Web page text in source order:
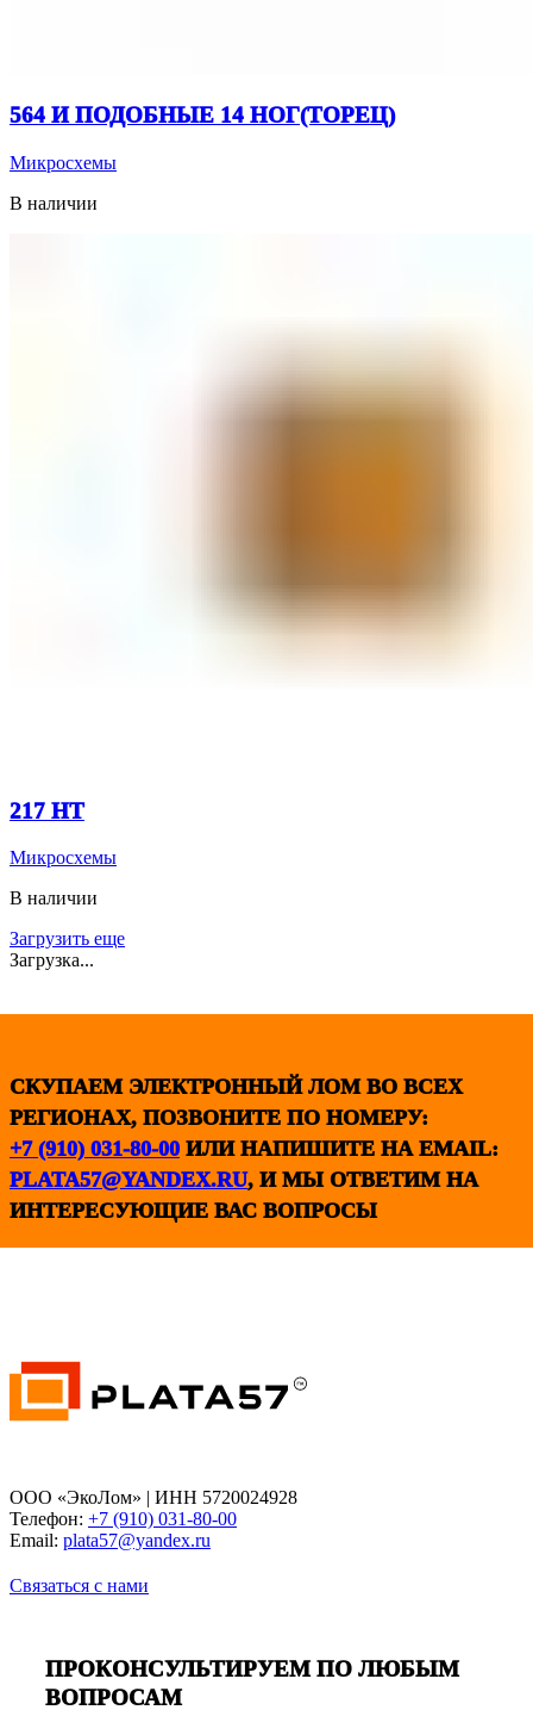
564 И ПОДОБНЫЕ 14 НОГ(ТОРЕЦ)
Микросхемы
В наличии
217 НТ
Микросхемы
В наличии
Загрузить еще
Загрузка...
СКУПАЕМ ЭЛЕКТРОННЫЙ ЛОМ ВО ВСЕХ
РЕГИОНАХ, ПОЗВОНИТЕ ПО НОМЕРУ:
+7 (910) 031-80-00 ИЛИ НАПИШИТЕ НА EMAIL:
PLATA57@YANDEX.RU, И МЫ ОТВЕТИМ НА
ИНТЕРЕСУЮЩИЕ ВАС ВОПРОСЫ
ООО «ЭкоЛом» | ИНН 5720024928
Телефон: +7 (910) 031-80-00
Email: plata57@yandex.ru
Связаться с нами
ПРОКОНСУЛЬТИРУЕМ ПО ЛЮБЫМ
ВОПРОСАМ